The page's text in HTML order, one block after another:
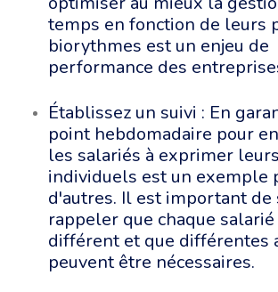
temps en fonction de leurs
biorythmes est un enjeu de
performance des
Établissez un suivi : En
point hebdomadaire pour
les salariés à exprimer
individuels est un exemple
d'autres. Il est important de
rappeler que chaque
différent et que différentes
peuvent être nécessaires.